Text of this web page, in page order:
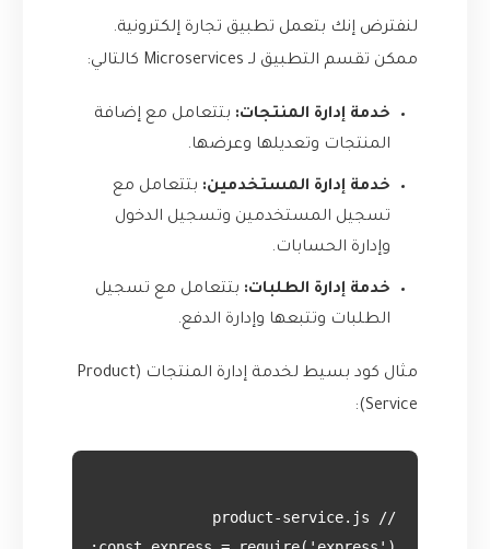
لنفترض إنك بتعمل تطبيق تجارة إلكترونية.
ممكن تقسم التطبيق لـ Microservices كالتالي:
خدمة إدارة المنتجات: بتتعامل مع إضافة
المنتجات وتعديلها وعرضها.
خدمة إدارة المستخدمين: بتتعامل مع
تسجيل المستخدمين وتسجيل الدخول
وإدارة الحسابات.
خدمة إدارة الطلبات: بتتعامل مع تسجيل
الطلبات وتتبعها وإدارة الدفع.
مثال كود بسيط لخدمة إدارة المنتجات (Product
Service):